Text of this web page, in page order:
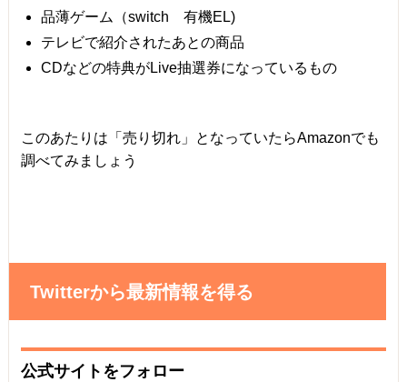
品薄ゲーム（switch 有機EL)
テレビで紹介されたあとの商品
CDなどの特典がLive抽選券になっているもの
このあたりは「売り切れ」となっていたらAmazonでも
調べてみましょう
Twitterから最新情報を得る
公式サイトをフォロー